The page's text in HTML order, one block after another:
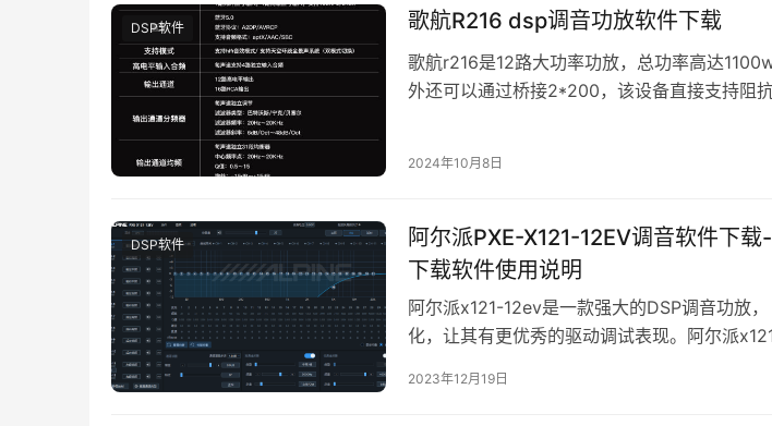
DSP软件 歌航R216 dsp调音功放软件下载
歌航r216是12路大功率功放，总功率高达
外还可以通过桥接2*200，该设备直接支持阻
2024年10月8日
DSP软件
阿尔派PXE-X121-12EV调音软件下
下载软件使用说明
阿尔派x121-12ev是一款强大的DSP调音功放
化，让其有更优秀的驱动调试表现。阿尔派
2023年12月19日